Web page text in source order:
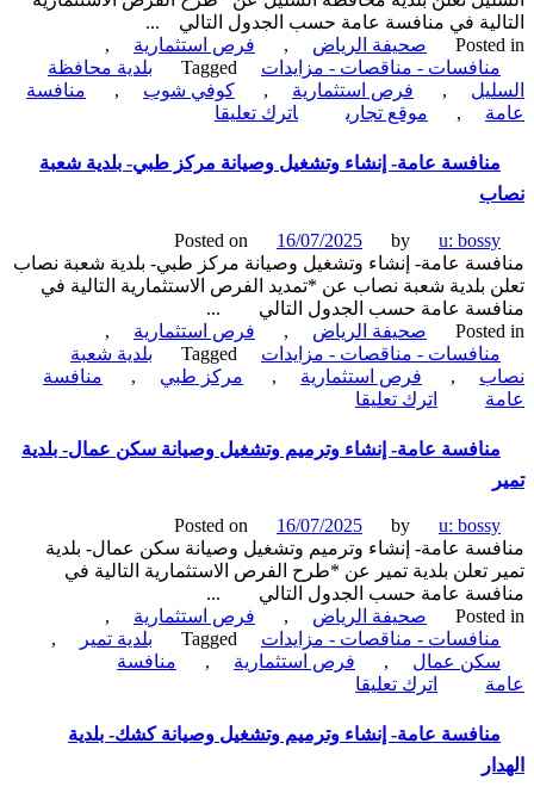
في منافسة عامة حسب الجدول التالي ...
صحيفة الرياض , فرص استثمارية
,
- مناقصات - مزايدات
Tagged
بلدية محافظة
, فرص استثمارية , كوفي شوب ,
منافسة
, موقع تجاري اترك تعليقاon
عامة-
موقع
إسكان
البساتين-
بلدية
محافظة
السليل
عامة- إنشاء وتشغيل وصيانة مركز طبي- بلدية شعبة
Posted on 16/07/2025 by
u:
عامة- إنشاء وتشغيل وصيانة مركز طبي- بلدية شعبة نصاب
بلدية شعبة نصاب عن *تمديد الفرص الاستثمارية التالية في
عامة حسب الجدول التالي ...
صحيفة الرياض , فرص استثمارية
,
- مناقصات - مزايدات
Tagged
بلدية شعبة
, فرص استثمارية , مركز طبي ,
منافسة
اترك تعليقاon
عامة-
إنشاء
مركز
طبي-
بلدية
شعبة
نصاب
عامة- إنشاء وترميم وتشغيل وصيانة سكن عمال- بلدية
Posted on 16/07/2025 by
u:
عامة- إنشاء وترميم وتشغيل وصيانة سكن عمال- بلدية
تعلن بلدية تمير عن *طرح الفرص الاستثمارية التالية في
عامة حسب الجدول التالي ...
صحيفة الرياض , فرص استثمارية
,
- مناقصات - مزايدات
Tagged بلدية تمير
,
عمال
, فرص استثمارية ,
منافسة
اترك تعليقاon
عامة-
إنشاء
عامة- إنشاء وترميم وتشغيل وصيانة كشك- بلدية